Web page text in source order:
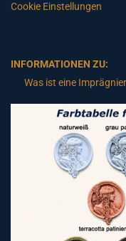
Cookie Einstellungen
INFORMATIONEN ZU:
Was ist eine